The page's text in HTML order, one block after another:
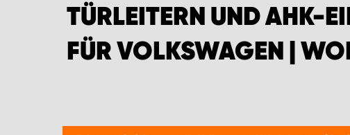
TÜRLEITERN UND AHK-
FÜR VOLKSWAGEN |